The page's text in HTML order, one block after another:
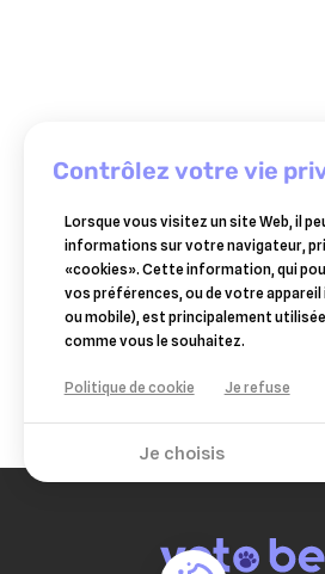
SANTE
ANIMALE
milbeguard
duo
grands
chiens
25/250
-
13,54 €
Ajouter au panier
contrôlez votre vie
Lorsque vous visitez un site Web, il
informations sur votre navigateur,
«cookies». Cette information, qui
vos préférences, ou de votre
ou mobile), est principalement
comme vous le souhaitez.
Politique de cookie Je refuse
Je choisis